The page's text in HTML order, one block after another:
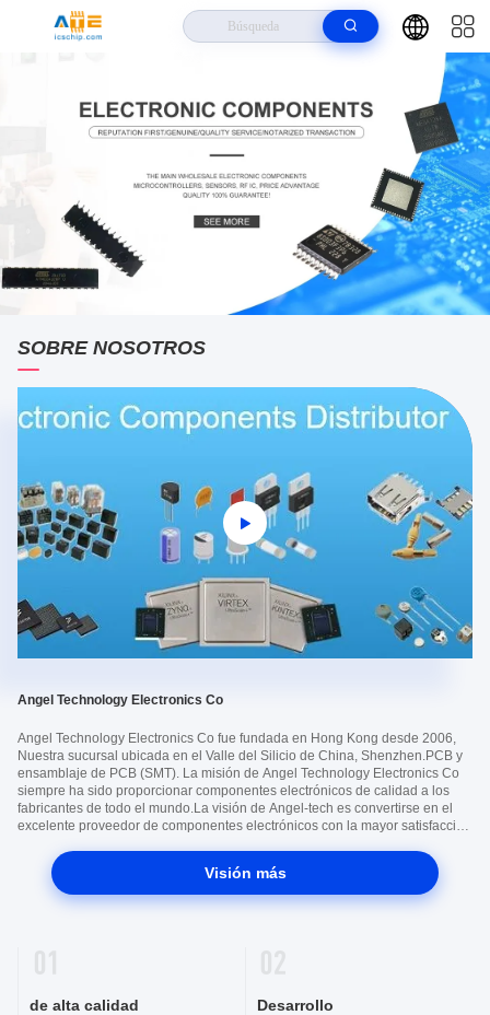
SOBRE NOSOTROS
Angel Technology Electronics Co
Angel Technology Electronics Co fue fundada en Hong Kong desde 2006,
Nuestra sucursal ubicada en el Valle del Silicio de China, Shenzhen.PCB y
ensamblaje de PCB (SMT). La misión de Angel Technology Electronics Co
siempre ha sido proporcionar componentes electrónicos de calidad a los
fabricantes de todo el mundo.La visión de Angel-tech es convertirse en el
excelente proveedor de componentes electrónicos con la mayor satisfacción
Visión más
de alta calidad Desarrollo